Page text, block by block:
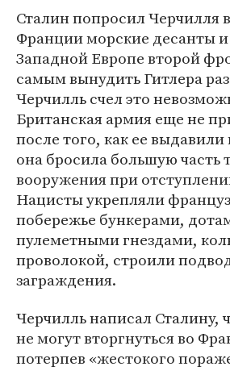
Сталин попросил Черчилля
Франции морские десанты и
Западной Европе второй
самым вынудить Гитлера
Черчилль счел это
Британская армия еще не
после того, как ее
она бросила большую часть
вооружения при
Нацисты укрепляли
побережье бункерами,
пулеметными гнездами,
проволокой, строили
заграждения.
Черчилль написал Сталину,
не могут вторгнуться во
потерпев «жестокого